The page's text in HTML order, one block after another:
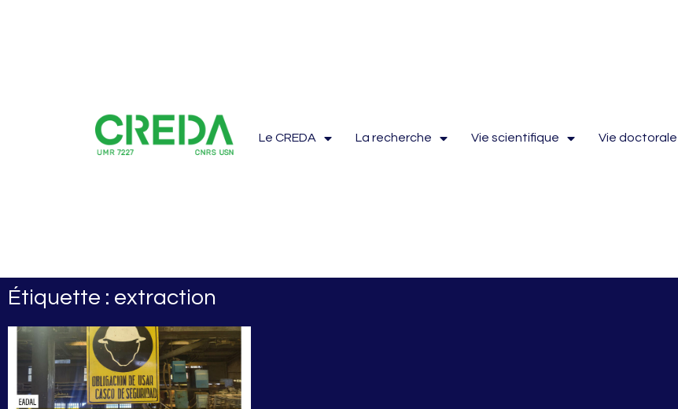
Le CREDA La recherche Vie scientifique Vie doctorale
Étiquette : extraction